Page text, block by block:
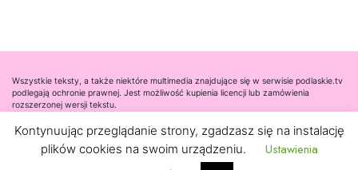
Wszystkie teksty, a także niektóre multimedia znajdujące się w serwisie podlaskie.tv
podlegają ochronie prawnej. Jest możliwość kupienia licencji lub zamówienia
rozszerzonej wersji tekstu.
Współpraca
Kontakt
Kontynuując przeglądanie strony, zgadzasz się na instalację
plików cookies na swoim urządzeniu.
Ustawienia